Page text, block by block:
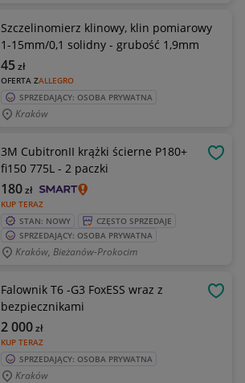
Szczelinomierz klinowy, klin pomiarowy
1-15mm/0,1 solidny - grubość 1,9mm
OFERTA ZALLEGRO
45zł
SPRZEDAJĄCY: OSOBA PRYWATNA
Kraków
3M CubitronII krążki ścierne P180+
fi150 775L - 2 paczki
KUP TERAZ
180zł
STAN: NOWY
CZĘSTO SPRZEDAJE
SPRZEDAJĄCY: OSOBA PRYWATNA
Kraków, Bieżanów-Prokocim
Falownik T6 -G3 FoxESS wraz z
bezpiecznikami
KUP TERAZ
2 000zł
SPRZEDAJĄCY: OSOBA PRYWATNA
Kraków